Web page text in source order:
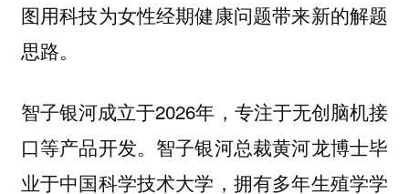
图用科技为女性经期健康问题带来新的解题
思路。
智子银河成立于2026年，专注于无创脑机接
口等产品开发。智子银河总裁黄河龙博士毕
业于中国科学技术大学，拥有多年生殖学学